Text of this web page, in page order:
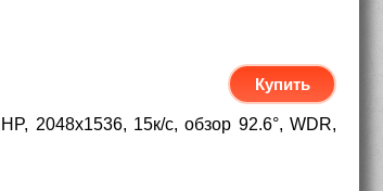
Купить
2048х1536, 15к/с, обзор 92.6°, WDR,